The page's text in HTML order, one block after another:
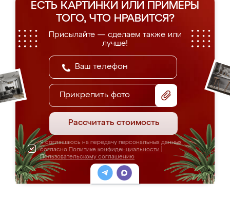
ЕСТЬ КАРТИНКИ ИЛИ ПРИМЕРЫ
ТОГО, ЧТО НРАВИТСЯ?
Присылайте — сделаем также или
лучше!
Прикрепить фото
Рассчитать стоимость
Я соглашаюсь на передачу персональных данных
согласно Политике конфиденциальности
Пользовательскому соглашению